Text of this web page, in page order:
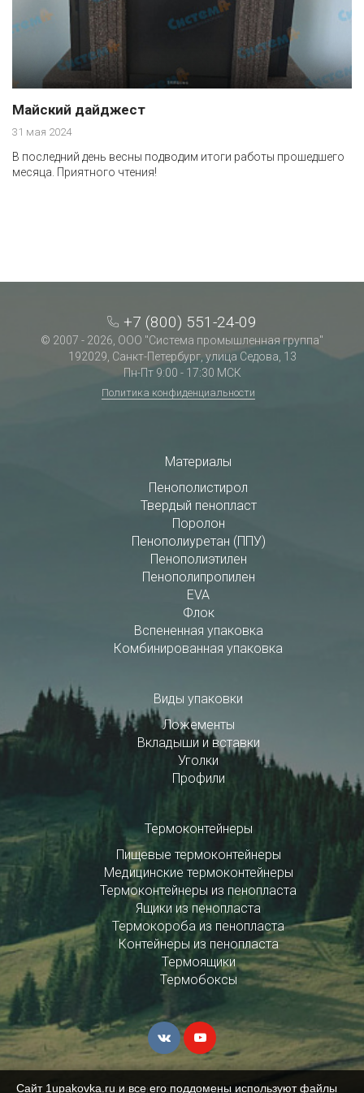
Майский дайджест
31 мая 2024
В последний день весны подводим итоги работы прошедшего
месяца. Приятного чтения!
+7 (800) 551-24-09
© 2007 - 2026, ООО "Система промышленная группа"
192029, Санкт-Петербург, улица Седова, 13
Пн-Пт 9:00 - 17:30 МСК
Политика конфиденциальности
Материалы
Пенополистирол
Твердый пенопласт
Поролон
Пенополиуретан (ППУ)
Пенополиэтилен
Пенополипропилен
EVA
Флок
Вспененная упаковка
Комбинированная упаковка
Виды упаковки
Ложементы
Вкладыши и вставки
Уголки
Профили
Термоконтейнеры
Пищевые термоконтейнеры
Медицинские термоконтейнеры
Термоконтейнеры из пенопласта
Ящики из пенопласта
Термокороба из пенопласта
Контейнеры из пенопласта
Термоящики
Термобоксы
Сайт 1upakovka.ru и все его поддомены используют файлы